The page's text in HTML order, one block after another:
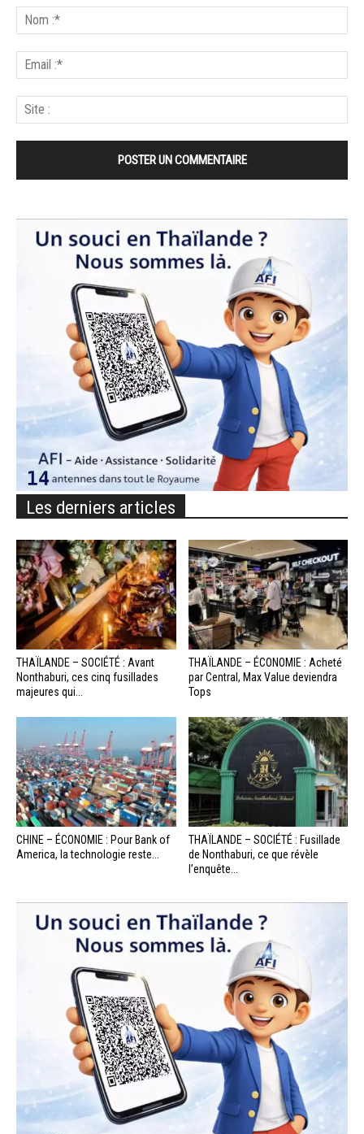
Les derniers articles
THAÏLANDE – SOCIÉTÉ : Avant
Nonthaburi, ces cinq fusillades
majeures qui...
THAÏLANDE – ÉCONOMIE : Acheté
par Central, Max Value deviendra
Tops
CHINE – ÉCONOMIE : Pour Bank of
America, la technologie reste...
THAÏLANDE – SOCIÉTÉ : Fusillade
de Nonthaburi, ce que révèle
l’enquête...